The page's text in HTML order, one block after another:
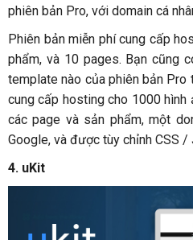
phiên bản Pro, với domain cá
Phiên bản miễn phí cung cấp
phẩm, và 10 pages. Bạn cũng
template nào của phiên bản Pro
cung cấp hosting cho 1000
các page và sản phẩm, một
Google, và được tùy chỉnh CSS /
4. uKit